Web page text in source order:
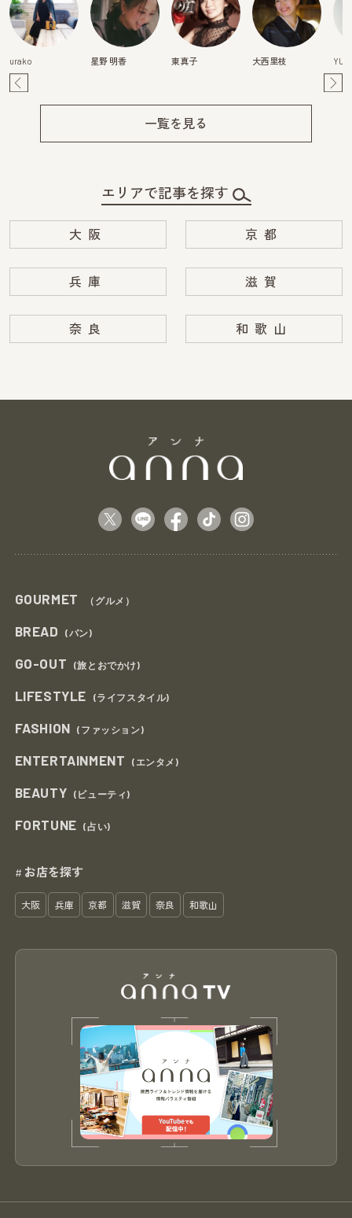
urako 星野 明香 東真子 大西里枝 YURI
一覧を見る
エリアで記事を探す
大阪 京都
兵庫 滋賀
奈良 和歌山
GOURMET （グルメ）
BREAD (パン)
GO-OUT (旅とおでかけ)
LIFESTYLE (ライフスタイル)
FASHION (ファッション)
ENTERTAINMENT (エンタメ)
BEAUTY (ビューティ)
FORTUNE (占い)
# お店を探す
大阪 兵庫 京都 滋賀 奈良 和歌山